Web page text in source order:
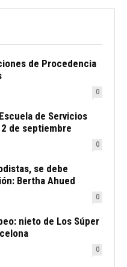
de Procedencia
0
de Servicios
de septiembre
0
se debe
Bertha Ahued
0
nieto de Los Súper
0